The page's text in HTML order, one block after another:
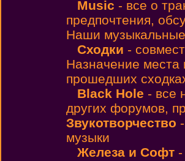
Music - все о
предпочтения,
Наши
Сходки -
Назначение
прошедших
Black Hole - все
других форумов,
Звукотворчество
музыки
Железа и Софт